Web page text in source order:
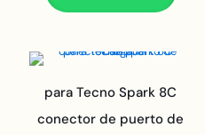
para Tecno Spark 8C
conector de puerto de